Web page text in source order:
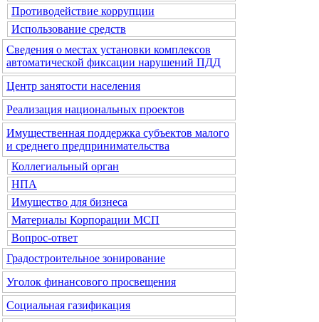
Противодействие коррупции
Использование средств
Сведения о местах установки комплексов
автоматической фиксации нарушений ПДД
Центр занятости населения
Реализация национальных проектов
Имущественная поддержка субъектов малого
и среднего предпринимательства
Коллегиальный орган
НПА
Имущество для бизнеса
Материалы Корпорации МСП
Вопрос-ответ
Градостроительное зонирование
Уголок финансового просвещения
Социальная газификация